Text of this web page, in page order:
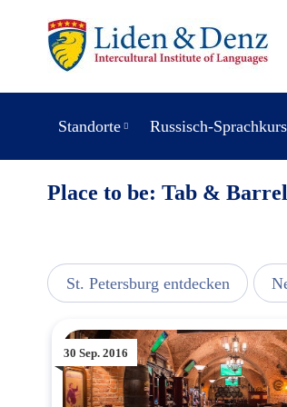
Standorte Russisch-
Place to be: Tab &
St. Petersburg entdecken
30 Sep. 2016